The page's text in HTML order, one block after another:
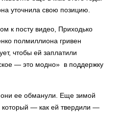
уточнила свою позицию.
к посту видео, Приходько
полмиллиона гривен
чтобы ей заплатили
— это модно» в поддержку
они ее обманули. Еще зимой
который — как ей твердили —